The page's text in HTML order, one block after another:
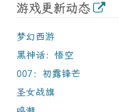
游戏更新动态
梦幻西游
黑神话：悟空
007：初露锋芒
圣女战旗